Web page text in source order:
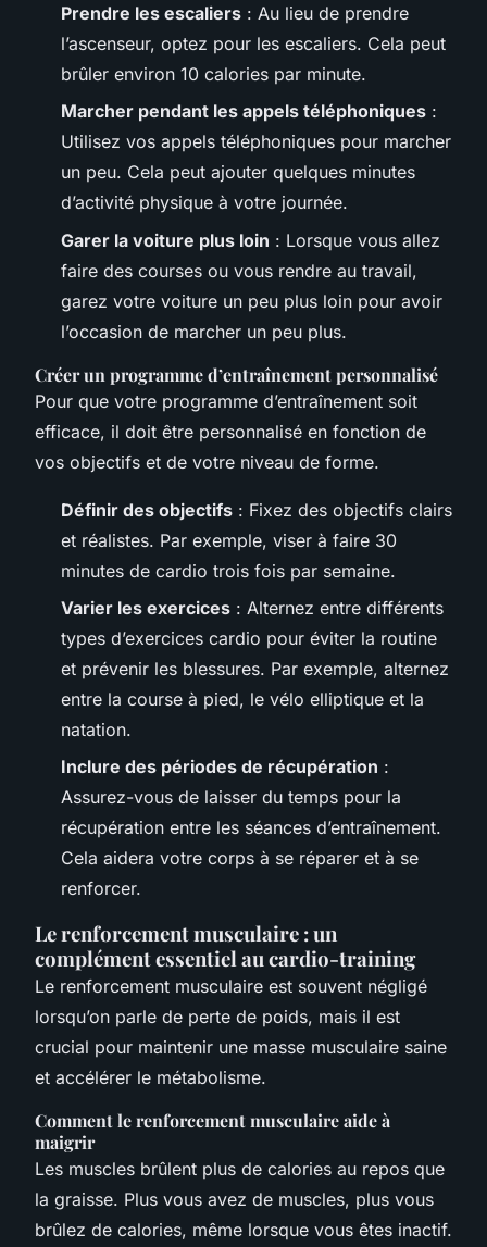
Prendre les escaliers : Au lieu de prendre
l’ascenseur, optez pour les escaliers. Cela peut
brûler environ 10 calories par minute.
Marcher pendant les appels téléphoniques :
Utilisez vos appels téléphoniques pour marcher
un peu. Cela peut ajouter quelques minutes
d’activité physique à votre journée.
Garer la voiture plus loin : Lorsque vous allez
faire des courses ou vous rendre au travail,
garez votre voiture un peu plus loin pour avoir
l’occasion de marcher un peu plus.
Créer un programme d’entraînement personnalisé
Pour que votre programme d’entraînement soit
efficace, il doit être personnalisé en fonction de
vos objectifs et de votre niveau de forme.
Définir des objectifs : Fixez des objectifs clairs
et réalistes. Par exemple, viser à faire 30
minutes de cardio trois fois par semaine.
Varier les exercices : Alternez entre différents
types d’exercices cardio pour éviter la routine
et prévenir les blessures. Par exemple, alternez
entre la course à pied, le vélo elliptique et la
natation.
Inclure des périodes de récupération :
Assurez-vous de laisser du temps pour la
récupération entre les séances d’entraînement.
Cela aidera votre corps à se réparer et à se
renforcer.
Le renforcement musculaire : un
complément essentiel au cardio-training
Le renforcement musculaire est souvent négligé
lorsqu’on parle de perte de poids, mais il est
crucial pour maintenir une masse musculaire saine
et accélérer le métabolisme.
Comment le renforcement musculaire aide à
maigrir
Les muscles brûlent plus de calories au repos que
la graisse. Plus vous avez de muscles, plus vous
brûlez de calories, même lorsque vous êtes inactif.